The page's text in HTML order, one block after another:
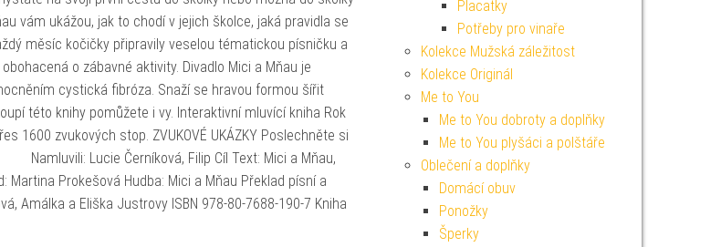
vám ukážou, jak to chodí v jejich školce, jaká pravidla se
měsíc kočičky připravily veselou tématickou písničku a
o zábavné aktivity. Divadlo Mici a Mňau je
cystická fibróza. Snaží se hravou formou šířit
této knihy pomůžete i vy. Interaktivní mluvící kniha Rok
1600 zvukových stop. ZVUKOVÉ UKÁZKY Poslechněte si
Namluvili: Lucie Černíková, Filip Cíl Text: Mici a Mňau,
Martina Prokešová Hudba: Mici a Mňau Překlad písní a
Amálka a Eliška Justrovy ISBN 978-80-7688-190-7 Kniha
Placatky
Potřeby pro vinaře
Kolekce Mužská záležitost
Kolekce Originál
Me to You
Me to You dobroty a doplňky
Me to You plyšáci a polštáře
Oblečení a doplňky
Domácí obuv
Ponožky
Šperky